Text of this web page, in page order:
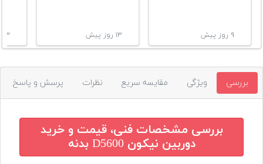
۹ روز پیش ۱۳ روز پیش ۱۳ روز پیش
بررسی ویژگی مقایسه سریع نظرات پرسش و پاسخ
بررسی مشخصات فنی، قیمت و خرید
دوربین نیکون D5600 بدنه